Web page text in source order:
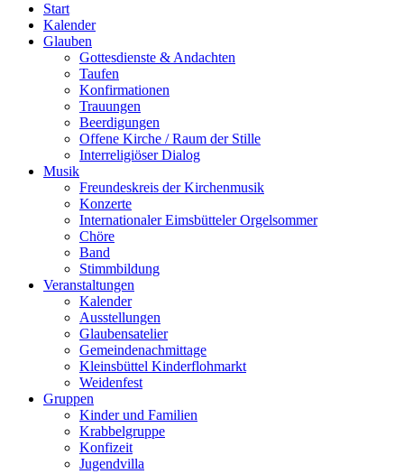
Start
Kalender
Glauben
Gottesdienste & Andachten
Taufen
Konfirmationen
Trauungen
Beerdigungen
Offene Kirche / Raum der Stille
Interreligiöser Dialog
Musik
Freundeskreis der Kirchenmusik
Konzerte
Internationaler Eimsbütteler Orgelsommer
Chöre
Band
Stimmbildung
Veranstaltungen
Kalender
Ausstellungen
Glaubensatelier
Gemeindenachmittage
Kleinsbüttel Kinder­flohmarkt
Weidenfest
Gruppen
Kinder und Familien
Krabbelgruppe
Konfizeit
Jugendvilla